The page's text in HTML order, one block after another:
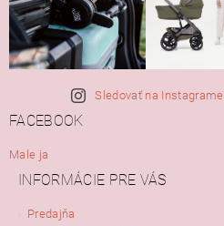
Sledovať na Instagrame
FACEBOOK
Male ja
INFORMÁCIE PRE VÁS
Predajňa